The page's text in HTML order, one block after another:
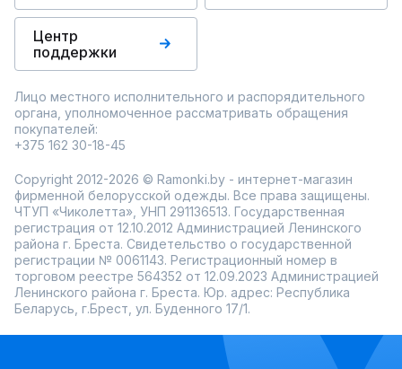
Центр
поддержки
Лицо местного исполнительного и распорядительного
органа, уполномоченное рассматривать обращения
покупателей:
+375 162 30-18-45
Copyright 2012-2026 © Ramonki.by - интернет-магазин
фирменной белорусской одежды. Все права защищены.
ЧТУП «Чиколетта», УНП 291136513. Государственная
регистрация от 12.10.2012 Администрацией Ленинского
района г. Бреста. Свидетельство о государственной
регистрации № 0061143. Регистрационный номер в
торговом реестре 564352 от 12.09.2023 Администрацией
Ленинского района г. Бреста. Юр. адрес: Республика
Беларусь, г.Брест, ул. Буденного 17/1.